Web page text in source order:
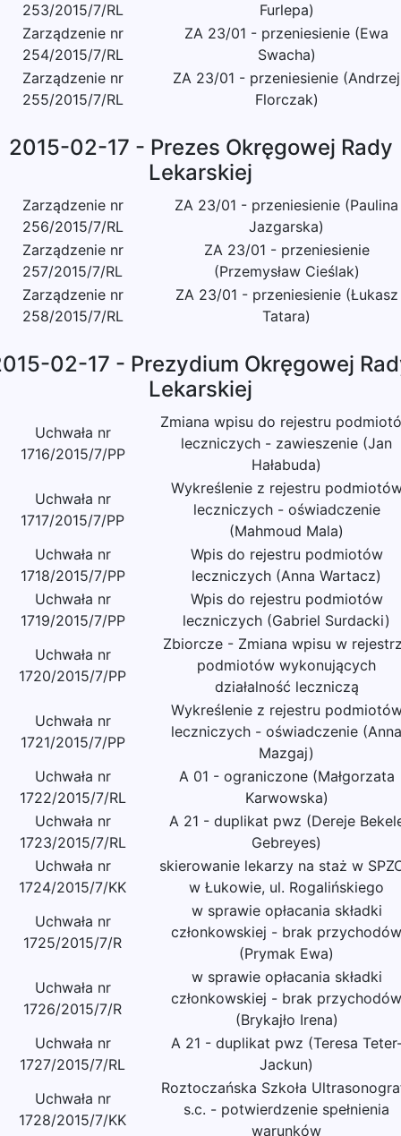
253/2015/7/RL
Furlepa)
Zarządzenie nr
254/2015/7/RL
ZA 23/01 - przeniesienie (Ewa
Swacha)
Zarządzenie nr
255/2015/7/RL
ZA 23/01 - przeniesienie (Andrzej
Florczak)
2015-02-17 - Prezes Okręgowej Rady
Lekarskiej
Zarządzenie nr
256/2015/7/RL
ZA 23/01 - przeniesienie (Paulina
Jazgarska)
Zarządzenie nr
257/2015/7/RL
ZA 23/01 - przeniesienie
(Przemysław Cieślak)
Zarządzenie nr
258/2015/7/RL
ZA 23/01 - przeniesienie (Łukasz
Tatara)
02-17 - Prezydium Okręgowej
Lekarskiej
Uchwała nr
1716/2015/7/PP
Zmiana wpisu do rejestru
leczniczych - zawieszenie (Jan
Hałabuda)
Uchwała nr
1717/2015/7/PP
Wykreślenie z rejestru
leczniczych - oświadczenie
(Mahmoud Mala)
Uchwała nr
1718/2015/7/PP
Wpis do rejestru podmiotów
leczniczych (Anna Wartacz)
Uchwała nr
1719/2015/7/PP
Wpis do rejestru podmiotów
leczniczych (Gabriel Surdacki)
Uchwała nr
1720/2015/7/PP
Zbiorcze - Zmiana wpisu w
podmiotów wykonujących
działalność leczniczą
Uchwała nr
1721/2015/7/PP
Wykreślenie z rejestru
leczniczych - oświadczenie (Anna
Mazgaj)
Uchwała nr
1722/2015/7/RL
A 01 - ograniczone (Małgorzata
Karwowska)
Uchwała nr
1723/2015/7/RL
A 21 - duplikat pwz (Dereje
Gebreyes)
Uchwała nr
1724/2015/7/KK
skierowanie lekarzy na staż w
w Łukowie, ul. Rogalińskiego
Uchwała nr
1725/2015/7/R
w sprawie opłacania składki
członkowskiej - brak przychodów
(Prymak Ewa)
Uchwała nr
1726/2015/7/R
w sprawie opłacania składki
członkowskiej - brak przychodów
(Brykajło Irena)
Uchwała nr
1727/2015/7/RL
A 21 - duplikat pwz (Teresa
Jackun)
Uchwała nr
1728/2015/7/KK
Roztoczańska Szkoła
s.c. - potwierdzenie spełnienia
warunków